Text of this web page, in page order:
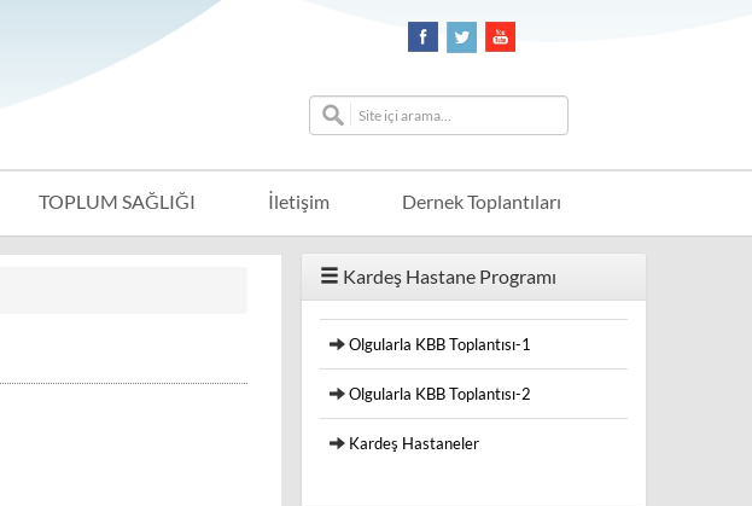
TOPLUM SAĞLIĞI İletişim Dernek Toplantıları
Kardeş Hastane Programı
Olgularla KBB Toplantısı-1
Olgularla KBB Toplantısı-2
Kardeş Hastaneler